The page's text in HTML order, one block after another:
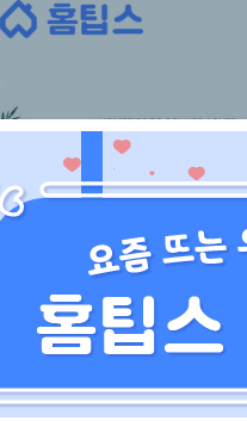
Skip
경기도